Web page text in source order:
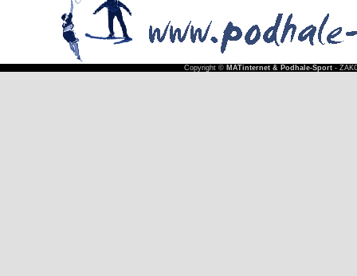
Copyright © MATinternet & Podhale-Sport-